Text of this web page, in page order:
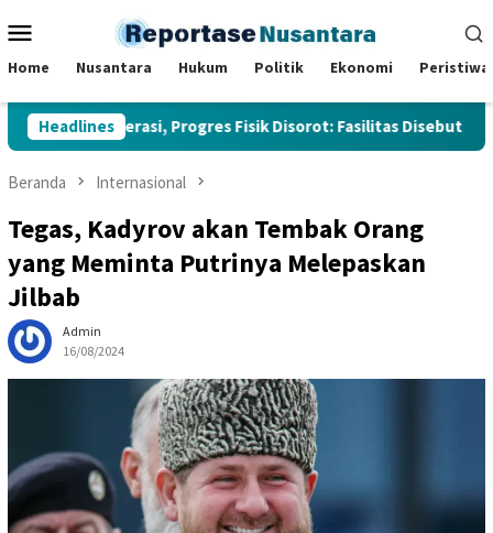
ke
Mobile
Home Nusantara Hukum Politik Ekonomi Peristiwa
Headlines
Beroperasi, Progres Fisik Disorot: Fasilitas Disebut Lengkap,
Beranda Internasional
Tegas, Kadyrov akan Tembak Orang
yang Meminta Putrinya Melepaskan
Jilbab
Admin
16/08/2024